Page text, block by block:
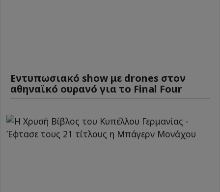
Εντυπωσιακό show με drones στον
αθηναϊκό ουρανό για το Final Four